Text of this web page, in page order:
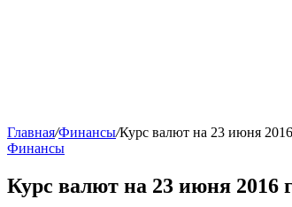
Главная/Финансы/Курс валют на 23 июня
Финансы
Курс валют на 23 июня 2016